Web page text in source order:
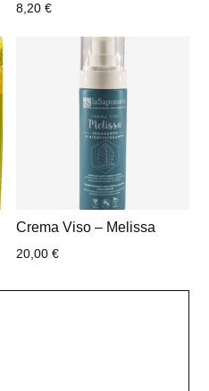
8,20 €
Crema Viso – Melissa
20,00 €